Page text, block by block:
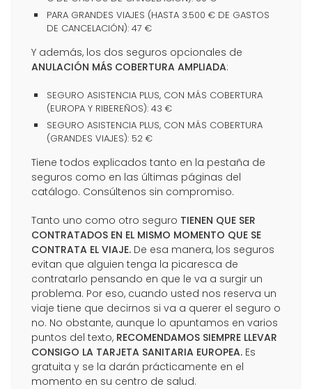
PARA GRANDES VIAJES (HASTA 3.500 € DE GASTOS
DE CANCELACIÓN): 47 €
Y además, los dos seguros opcionales de
ANULACIÓN MÁS COBERTURA AMPLIADA:
SEGURO ASISTENCIA PLUS, CON MÁS COBERTURA
(EUROPA Y RIBEREÑOS): 43 €
SEGURO ASISTENCIA PLUS, CON MÁS COBERTURA
(GRANDES VIAJES): 52 €
Tiene todos explicados tanto en la pestaña de
seguros como en las últimas páginas del
catálogo. Consúltenos sin compromiso.
Tanto uno como otro seguro TIENEN QUE SER
CONTRATADOS EN EL MISMO MOMENTO QUE SE
CONTRATA EL VIAJE. De esa manera, los seguros
evitan que alguien tenga la picaresca de
contratarlo pensando en que le va a surgir un
problema. Por eso, cuando usted nos reserva un
viaje tiene que decirnos si va a querer el seguro o
no. No obstante, aunque lo apuntamos en varios
puntos del texto, RECOMENDAMOS SIEMPRE LLEVAR
CONSIGO LA TARJETA SANITARIA EUROPEA. Es
gratuita y se la darán prácticamente en el
momento en su centro de salud.